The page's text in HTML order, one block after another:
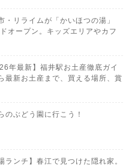
・リライムが「かいほつの湯」
オープン。キッズエリアやカフ
年最新】福井駅お土産徹底ガイ
最新お土産まで、買える場所、賞
のぶどう園に行こう！
ランチ】春江で見つけた隠れ家。